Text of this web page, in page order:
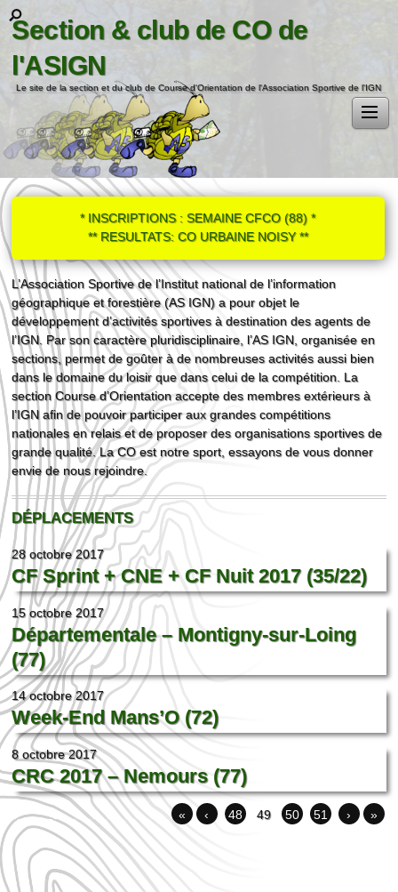
Section & club de CO de
l'ASIGN
Le site de la section et du club de Course d'Orientation de l'Association Sportive de l'IGN
* INSCRIPTIONS : SEMAINE CFCO (88) *
** RESULTATS: CO URBAINE NOISY **
L’Association Sportive de l’Institut national de l’information
géographique et forestière (AS IGN) a pour objet le
développement d’activités sportives à destination des agents de
l’IGN. Par son caractère pluridisciplinaire, l’AS IGN, organisée en
sections, permet de goûter à de nombreuses activités aussi bien
dans le domaine du loisir que dans celui de la compétition. La
section Course d’Orientation accepte des membres extérieurs à
l’IGN afin de pouvoir participer aux grandes compétitions
nationales en relais et de proposer des organisations sportives de
grande qualité. La CO est notre sport, essayons de vous donner
envie de nous rejoindre.
DÉPLACEMENTS
28 octobre 2017
CF Sprint + CNE + CF Nuit 2017 (35/22)
15 octobre 2017
Départementale – Montigny-sur-Loing
(77)
14 octobre 2017
Week-End Mans’O (72)
8 octobre 2017
CRC 2017 – Nemours (77)
« ‹ 48 49 50 51 › »